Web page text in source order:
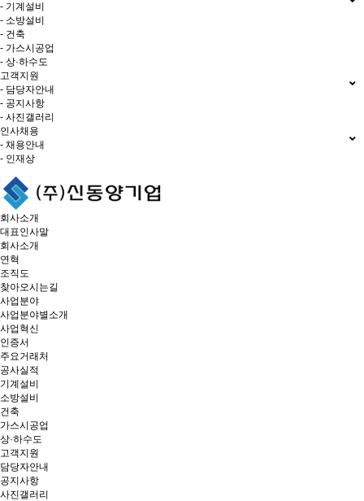
- 기계설비
- 소방설비
- 건축
- 가스시공업
- 상·하수도
고객지원
- 담당자안내
- 공지사항
- 사진갤러리
인사채용
- 채용안내
- 인재상
회사소개
대표인사말
회사소개
연혁
조직도
찾아오시는길
사업분야
사업분야별소개
사업혁신
인증서
주요거래처
공사실적
기계설비
소방설비
건축
가스시공업
상·하수도
고객지원
담당자안내
공지사항
사진갤러리